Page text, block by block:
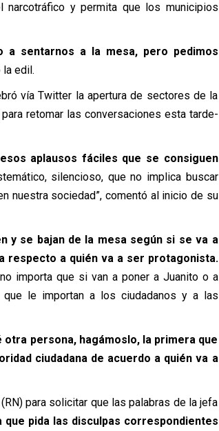
narcotráfico y permita que los municipios
a sentarnos a la mesa, pero pedimos
edil.
vía Twitter la apertura de sectores de la
retomar las conversaciones esta tarde-
aplausos fáciles que se consiguen
silencioso, que no implica buscar
nuestra sociedad”, comentó al inicio de su
y se bajan de la mesa según si se va a
respecto a quién va a ser protagonista.
importa que si van a poner a Juanito o a
le importan a los ciudadanos y a las
persona, hagámoslo, la primera que
ciudadana de acuerdo a quién va a
para solicitar que las palabras de la jefa
que pida las disculpas correspondientes